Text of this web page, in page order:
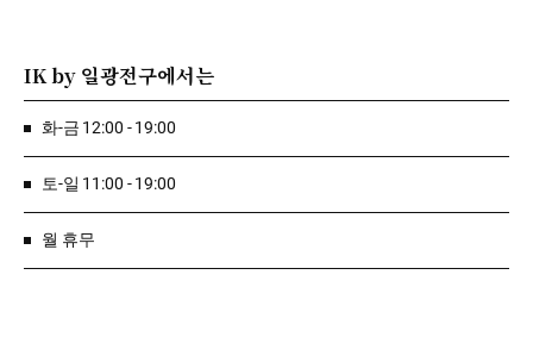
IK by 일광전구에서는
화-금 12:00 - 19:00
토-일 11:00 - 19:00
월 휴무